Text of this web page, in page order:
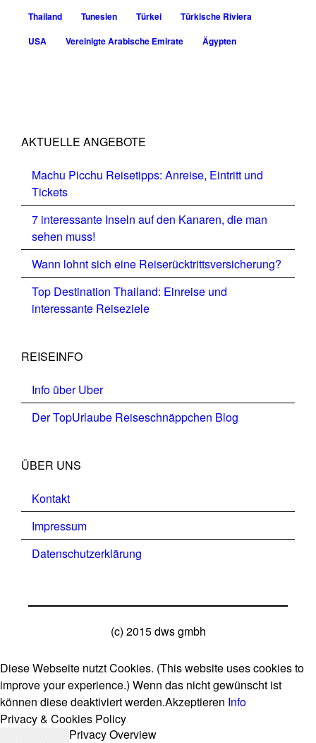
Thailand
Tunesien Türkei
Türkische Riviera
USA
Vereinigte Arabische Emirate Ägypten
AKTUELLE ANGEBOTE
Machu Picchu Reisetipps: Anreise, Eintritt und
Tickets
7 interessante Inseln auf den Kanaren, die man
sehen muss!
Wann lohnt sich eine Reiserücktrittsversicherung?
Top Destination Thailand: Einreise und
interessante Reiseziele
REISEINFO
Info über Uber
Der TopUrlaube Reiseschnäppchen Blog
ÜBER UNS
Kontakt
Impressum
Datenschutzerklärung
(c) 2015 dws gmbh
Diese Webseite nutzt Cookies. (This website uses cookies to
improve your experience.) Wenn das nicht gewünscht ist
können diese deaktiviert werden.Akzeptieren Info
Privacy & Cookies Policy
Privacy Overview